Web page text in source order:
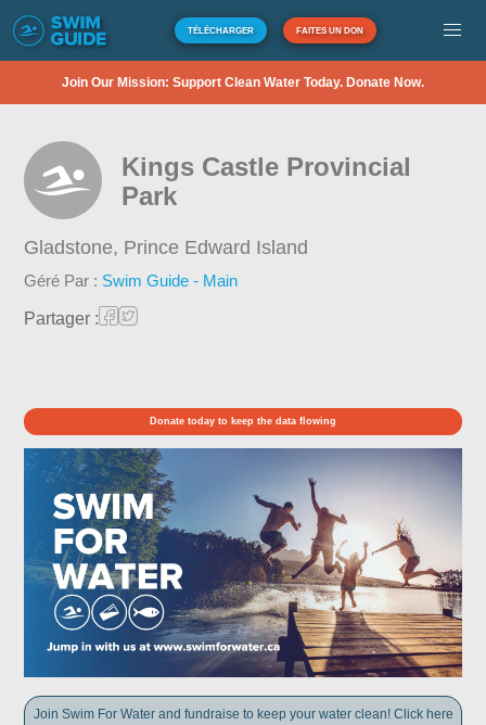
TÉLÉCHARGER FAITES UN DON
Join Our Mission: Support Clean Water Today. Donate Now.
Kings Castle Provincial
Park
Gladstone, Prince Edward Island
Géré Par : Swim Guide - Main
Partager :
Donate today to keep the data flowing
Join Swim For Water and fundraise to keep your water clean! Click here